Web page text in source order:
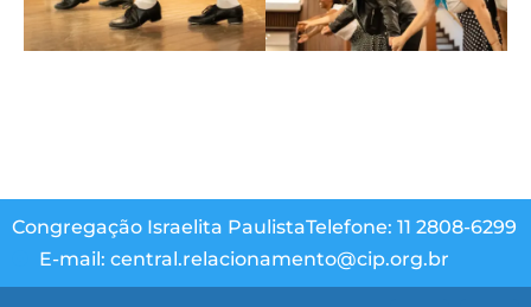
Congregação Israelita PaulistaTelefone: 11 2808-6299
E-mail: central.relacionamento@cip.org.br